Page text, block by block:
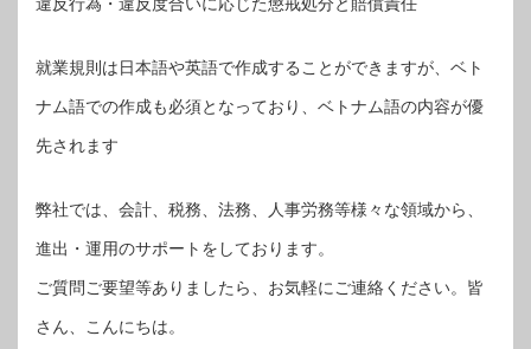
就業規則は日本語や英語で作成することができますが、ベト
ナム語での作成も必須となっており、ベトナム語の内容が優
先されます
弊社では、会計、税務、法務、人事労務等様々な領域から、
進出・運用のサポートをしております。
ご質問ご要望等ありましたら、お気軽にご連絡ください。皆
さん、こんにちは。